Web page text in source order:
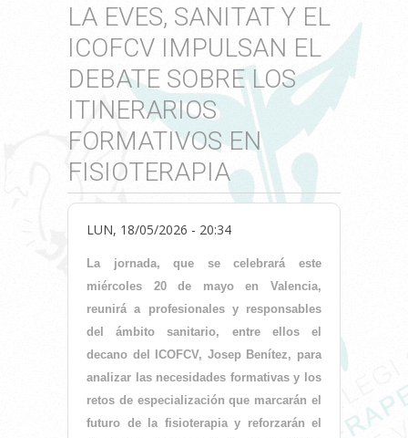
LA EVES, SANITAT Y EL
ICOFCV IMPULSAN EL
DEBATE SOBRE LOS
ITINERARIOS
FORMATIVOS EN
FISIOTERAPIA
LUN, 18/05/2026 - 20:34
La jornada, que se celebrará este
miércoles 20 de mayo en Valencia,
reunirá a profesionales y responsables
del ámbito sanitario, entre ellos el
decano del ICOFCV, Josep Benítez, para
analizar las necesidades formativas y los
retos de especialización que marcarán el
futuro de la fisioterapia y reforzarán el